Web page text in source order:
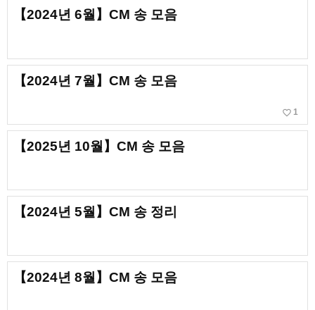
【2024년 6월】CM 송 모음
【2024년 7월】CM 송 모음
favorite_border 1
【2025년 10월】CM 송 모음
【2024년 5월】CM 송 정리
【2024년 8월】CM 송 모음